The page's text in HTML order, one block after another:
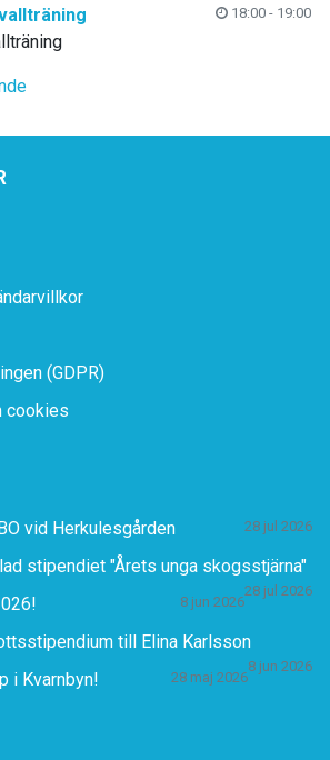
18:00 - 19:00
(GDPR)
cookies
vid Herkulesgården 28 jul 2026
stipendiet "Årets unga skogsstjärna"
28 jul 2026
8 jun 2026
till Elina Karlsson
8 jun 2026
i Kvarnbyn! 28 maj 2026